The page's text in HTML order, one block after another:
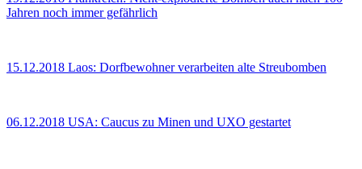
Jahren noch immer gefährlich
15.12.2018 Laos: Dorfbewohner verarbeiten alte Streubomben
06.12.2018 USA: Caucus zu Minen und UXO gestartet